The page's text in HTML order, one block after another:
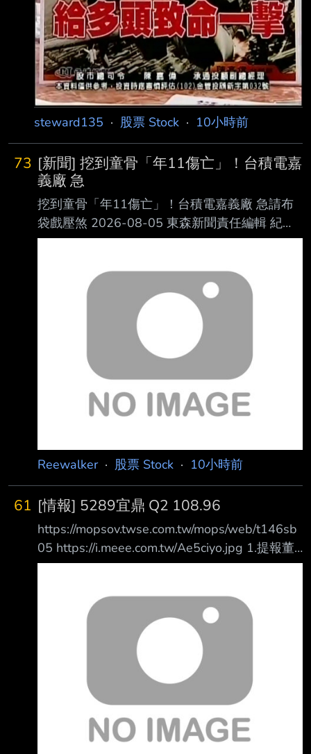
1,813 197
steward135 · 股票 Stock · 10小時前
73 [新聞] 挖到童骨「年11傷亡」！台積電嘉
義廠 急
挖到童骨「年11傷亡」！台積電嘉義廠 急請布
袋戲壓煞 2026-08-05 東森新聞責任編輯 紀心
賢 台積電嘉義廠施工期間，工安事故頻傳。
區的先進封裝廠，在施工期間因為工安事故頻
傳，至今已累計造成 2人死亡、5人重傷、4人輕
傷，加上工地過去曾挖掘出史前人骨遺骸，外界
因此出現不少 民俗傳聞。適逢關聖帝君聖誕，
廠區於6日下午1時邀請布袋戲團進場演出，祈求
施工平安 順利。對此，民俗專家廖大乙表示，
工地搭棚演戲除了替神明祝壽，也有安撫地方無
形眾 生的民俗意涵。 曾挖出45
Reewalker· 股票 Stock · 10小時前
61 [情報] 5289宜鼎 Q2 108.96
https://mopsov.twse.com.tw/mops/web/t146sb
05 https://i.meee.com.tw/Ae5ciyo.jpg 1.提報董
事會或經董事會決議日期:115/08/06 2.審計委員
務資訊報導期間 起訖日期
(XXX/XX/XX~XXX/XX/XX):115/01/01~115/06/
30 4.1月1日累計至本期止營業收入(仟
元):35,626,019 5.1月1日累計至本期止營業毛利
(毛損) (仟元):22,